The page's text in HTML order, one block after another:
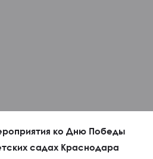
ко Дню Победы
садах Краснодара